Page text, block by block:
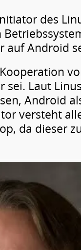
des
auf Android
Laut
Android
versteht
da dieser